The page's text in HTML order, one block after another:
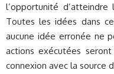
l’opportunité
Toutes les idées dans
aucune idée erronée ne
actions exécutées
connexion avec la source